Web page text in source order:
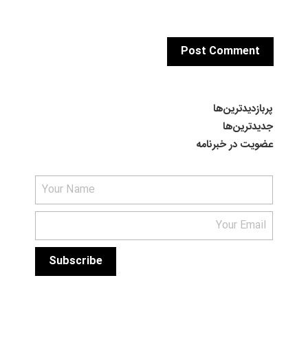
پربازدیدترین‌ها
جدیدترین‌ها
عضویت در خبرنامه